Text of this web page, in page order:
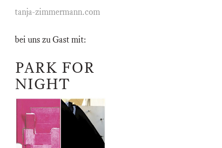
tanja-zimmermann.com
bei uns zu Gast mit:
PARK FOR
NIGHT
–
04.11.2024